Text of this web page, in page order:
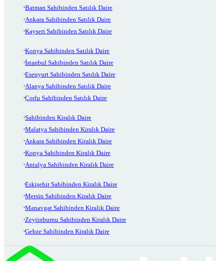
Batman Sahibinden Satılık Daire
Ankara Sahibinden Satılık Daire
Kayseri Sahibinden Satılık Daire
Konya Sahibinden Satılık Daire
İstanbul Sahibinden Satılık Daire
Esenyurt Sahibinden Satılık Daire
Alanya Sahibinden Satılık Daire
Çorlu Sahibinden Satılık Daire
Sahibinden Kiralık Daire
Malatya Sahibinden Kiralık Daire
Ankara Sahibinden Kiralık Daire
Konya Sahibinden Kiralık Daire
Antalya Sahibinden Kiralık Daire
Eskişehir Sahibinden Kiralık Daire
Mersin Sahibinden Kiralık Daire
Manavgat Sahibinden Kiralık Daire
Zeytinburnu Sahibinden Kiralık Daire
Gebze Sahibinden Kiralık Daire